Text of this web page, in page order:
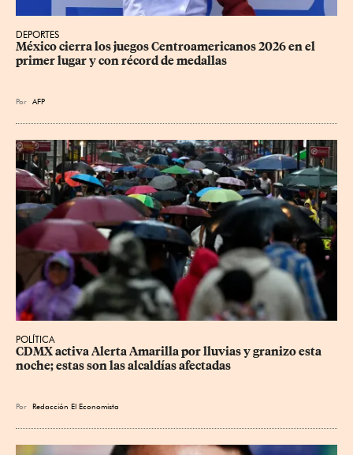
DEPORTES
México cierra los juegos Centroamericanos 2026 en el
primer lugar y con récord de medallas
Por AFP
POLÍTICA
CDMX activa Alerta Amarilla por lluvias y granizo esta
noche; estas son las alcaldías afectadas
Por Redacción El Economista